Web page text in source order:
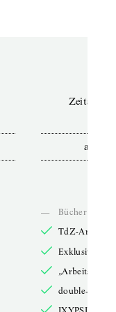
ab
—
Bücher online
TdZ-Artikel
Exklusive
double-